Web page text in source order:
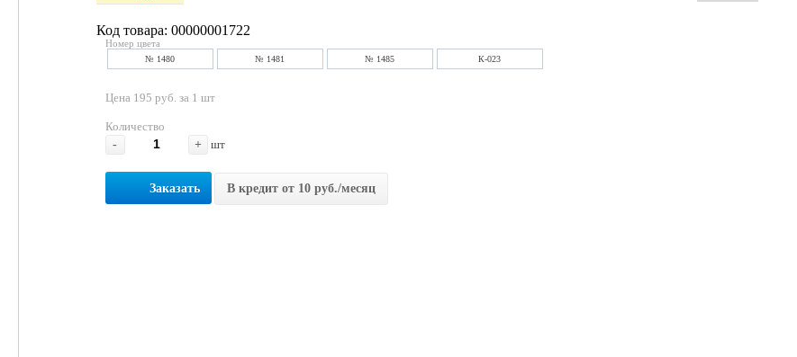
Код товара: 00000001722
Номер цвета
№ 1480 № 1481 № 1485 К-023
Цена 195 руб. за 1 шт
Количество
-
+ шт
Заказать В кредит от 10 руб./месяц